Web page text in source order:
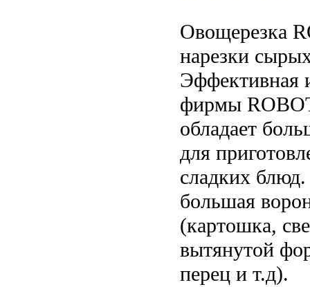
Овощерезка
нарезки
Эффективная
фирмы
обладает
для
сладких
большая
(картошка,
вытянутой
перец и т.д).